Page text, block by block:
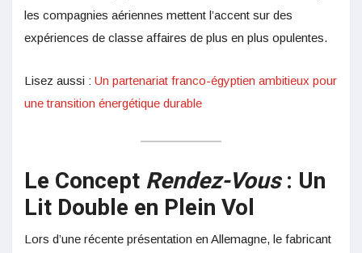
les compagnies aériennes mettent l’accent sur des
expériences de classe affaires de plus en plus opulentes.
Lisez aussi : Un partenariat franco-égyptien ambitieux pour
une transition énergétique durable
Le Concept Rendez-Vous: Un
Lit Double en Plein Vol
Lors d’une récente présentation en Allemagne, le fabricant